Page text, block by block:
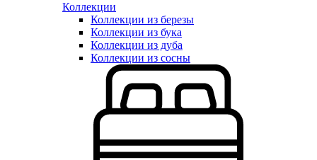
Коллекции
Коллекции из березы
Коллекции из бука
Коллекции из дуба
Коллекции из сосны